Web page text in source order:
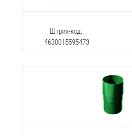
Штрих-код:
4630015595473